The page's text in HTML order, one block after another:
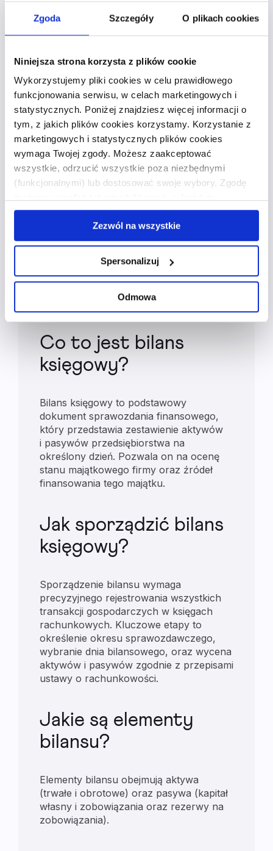
Zgoda Szczegóły O plikach cookies
Niniejsza strona korzysta z plików cookie
Wykorzystujemy pliki cookies w celu prawidłowego
funkcjonowania serwisu, w celach marketingowych i
statystycznych. Poniżej znajdziesz więcej informacji o
tym, z jakich plików cookies korzystamy. Korzystanie z
marketingowych i statystycznych plików cookies
wymaga Twojej zgody. Możesz zaakceptować
wszystkie, odrzucić wszystkie poza niezbędnymi
(funkcjonalnymi) lub dostosować swoje wybory. Zgodę
momencie. Wycofanie zgody nie wpływa na zgodność z
prawem przetwarzania, którego dokonano przed
wycofaniem. Więcej informacji o wykorzystaniu plików
cookie oraz zasadach przetwarzania danych osobowych
Zezwól na wszystkie
Spersonalizuj
Odmowa
on przedsiębiorcom uzyskać szybko gotówkę
z nieprzeterminowanych faktur sprzedażowych.
zobowiązania, takie jak wynagrodzenia
pracowników czy płatności dostawcom.
Bilans to nie tylko narzędzie księgowe, lecz także
strategiczny dokument, który wspiera zarządzanie
finansami firmy. Regularne monitorowanie i analiza
bilansu umożliwiają przedsiębiorstwom skuteczne
zarządzanie płynnością i zapewnienie stabilnej
polityki finansowej na dłuższą metę.
Sprawdź ofertęFaktorii, aby dowiedzieć się więcej
o możliwościach poprawy płynności finansowej
Najczęściej zadawane
Co to jest bilans
księgowy?
Bilans księgowy to podstawowy
dokument sprawozdania finansowego,
który przedstawia zestawienie aktywów
i pasywów przedsiębiorstwa na
określony dzień. Pozwala on na ocenę
stanu majątkowego firmy oraz źródeł
finansowania tego majątku.
Jak sporządzić bilans
księgowy?
Sporządzenie bilansu wymaga
precyzyjnego rejestrowania wszystkich
transakcji gospodarczych w księgach
rachunkowych. Kluczowe etapy to
określenie okresu sprawozdawczego,
wybranie dnia bilansowego, oraz wycena
aktywów i pasywów zgodnie z przepisami
ustawy o rachunkowości.
Jakie są elementy
bilansu?
Elementy bilansu obejmują aktywa
(trwałe i obrotowe) oraz pasywa (kapitał
własny i zobowiązania oraz rezerwy na
zobowiązania).